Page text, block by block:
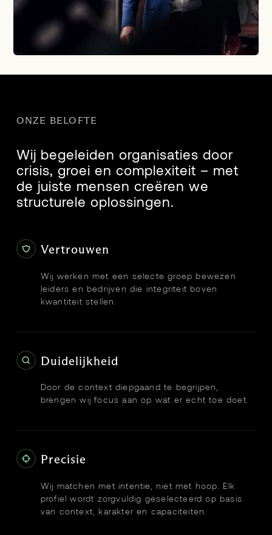
ONZE BELOFTE
Wij begeleiden organisaties door
crisis, groei en complexiteit – met
de juiste mensen creëren we
structurele oplossingen.
Vertrouwen
Wij werken met een selecte groep bewezen
leiders en bedrijven die integriteit boven
kwantiteit stellen.
Duidelijkheid
Door de context diepgaand te begrijpen,
brengen wij focus aan op wat er echt toe doet.
Precisie
Wij matchen met intentie, niet met hoop. Elk
profiel wordt zorgvuldig geselecteerd op basis
van context, karakter en capaciteiten.